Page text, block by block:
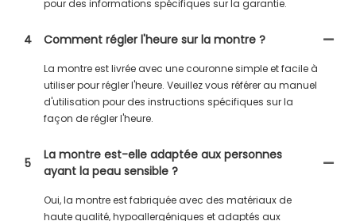
pour des informations spécifiques sur la garantie.
4 Comment régler l'heure sur la montre ?
La montre est livrée avec une couronne simple et facile à
utiliser pour régler l'heure. Veuillez vous référer au manuel
d'utilisation pour des instructions spécifiques sur la
façon de régler l'heure.
5
La montre est-elle adaptée aux personnes
ayant la peau sensible ?
Oui, la montre est fabriquée avec des matériaux de
haute qualité, hypoallergéniques et adaptés aux